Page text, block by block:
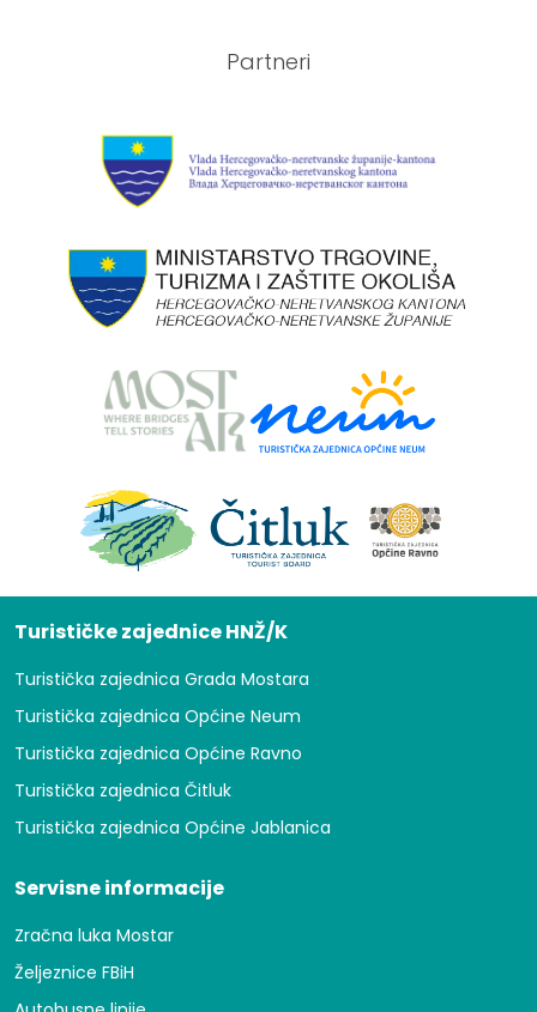
Partneri
Turističke zajednice HNŽ/K
Turistička zajednica Grada Mostara
Turistička zajednica Općine Neum
Turistička zajednica Općine Ravno
Turistička zajednica Čitluk
Turistička zajednica Općine Jablanica
Servisne informacije
Zračna luka Mostar
Željeznice FBiH